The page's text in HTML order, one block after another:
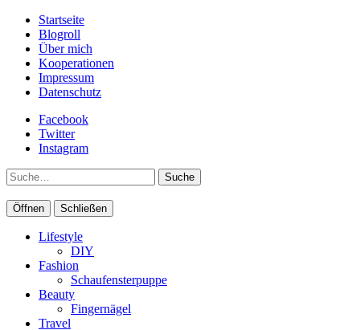
Startseite
Blogroll
Über mich
Kooperationen
Impressum
Datenschutz
Facebook
Twitter
Instagram
Suche
Öffnen Schließen
Lifestyle
DIY
Fashion
Schaufensterpuppe
Beauty
Fingernägel
Travel